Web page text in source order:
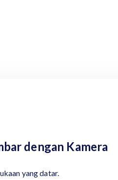
dengan Kamera
yang datar.